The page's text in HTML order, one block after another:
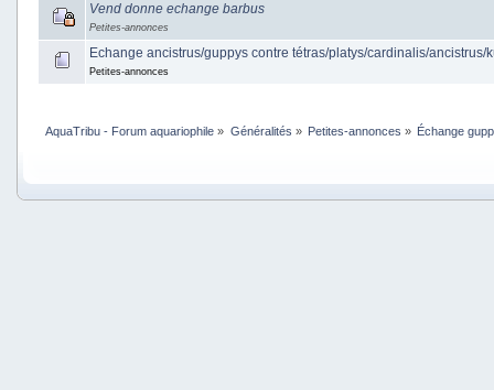
Vend donne echange barbus
Petites-annonces
Echange ancistrus/guppys contre tétras/platys/cardinalis/ancistrus/
Petites-annonces
AquaTribu - Forum aquariophile » Généralités » Petites-annonces » Échange